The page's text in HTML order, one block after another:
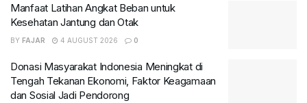
Manfaat Latihan Angkat Beban untuk
Kesehatan Jantung dan Otak
BY FAJAR 4 AUGUST 2026 0
Donasi Masyarakat Indonesia Meningkat di
Tengah Tekanan Ekonomi, Faktor Keagamaan
dan Sosial Jadi Pendorong